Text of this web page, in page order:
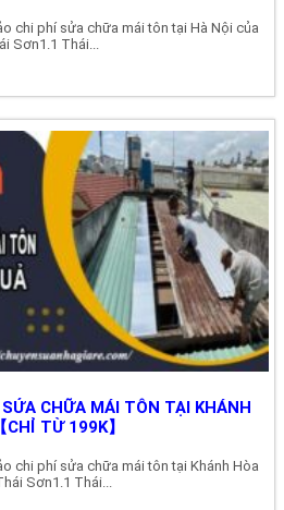
chi phí sửa chữa mái tôn tại Hà Nội của
Sơn1.1 Thái...
CHỮA MÁI TÔN TẠI KHÁNH
CHỈ TỪ 199K】
chi phí sửa chữa mái tôn tại Khánh Hòa
Sơn1.1 Thái...